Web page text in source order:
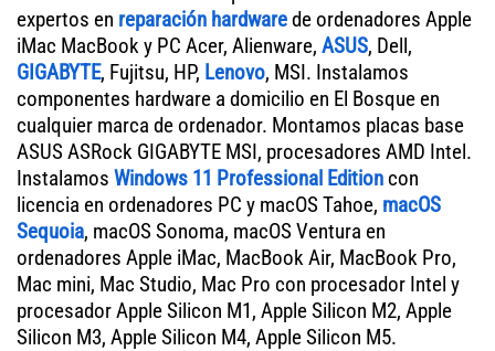
expertos en reparación hardwarede ordenadores Apple
iMac MacBook y PC Acer, Alienware, ASUS, Dell,
GIGABYTE, Fujitsu, HP, Lenovo, MSI. Instalamos
componentes hardware a domicilio en El Bosque en
cualquier marca de ordenador. Montamos placas base
ASUS ASRock GIGABYTE MSI, procesadores AMD Intel.
Instalamos Windows 11 Professional Edition con
licencia en ordenadores PC y macOS Tahoe, macOS
Sequoia, macOS Sonoma, macOS Ventura en
ordenadores Apple iMac, MacBook Air, MacBook Pro,
Mac mini, Mac Studio, Mac Pro con procesador Intel y
procesador Apple Silicon M1, Apple Silicon M2, Apple
Silicon M3, Apple Silicon M4, Apple Silicon M5.